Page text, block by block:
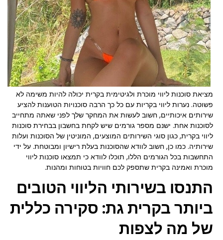
מציאת סוכנות ליווי מוכרת ולגיטימית בקרית יכולה להיות משימה לא
פשוטה. נערות ליווי בקריות עם כל כך הרבה סוכנויות הטוענות להציע
שירותים איכותיים, חשוב לעשות את המחקר שלך לפני שאתה מתחייב
לסוכנות אחת. ישנם מספר גורמים שיש לקחת בחשבון בבחירת סוכנות
ליווי בקרית, כגון סוגי השירותים המוצעים, המוניטין של הסוכנות ועלות
שירותיה. כמו כן, חשוב לוודא שהסוכנות בעלת רישיון ומבוטחת. על ידי
התחשבות בכל הגורמים הללו, תוכלו לוודא כי תמצאו סוכנות ליווי
מוכרת ואמינה בקרית שתספק לכם חוויות בטוחות ומהנות.
התנסו בשירותי הליווי הטובים
ביותר בקרית גת: סקירה כללית
של מה לצפות